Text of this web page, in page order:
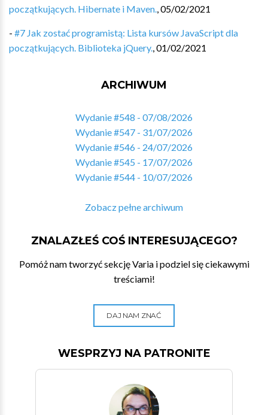
początkujących. Hibernate i Maven.,05/02/2021
- #7 Jak zostać programistą: Lista kursów JavaScript dla
początkujących. Biblioteka jQuery.,01/02/2021
ARCHIWUM
Wydanie #548 - 07/08/2026
Wydanie #547 - 31/07/2026
Wydanie #546 - 24/07/2026
Wydanie #545 - 17/07/2026
Wydanie #544 - 10/07/2026
Zobacz pełne archiwum
ZNALAZŁEŚ COŚ INTERESUJĄCEGO?
Pomóż nam tworzyć sekcję Varia i podziel się ciekawymi
treściami!
DAJ NAM ZNAĆ
WESPRZYJ NA PATRONITE